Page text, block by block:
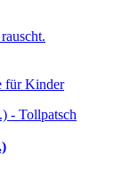
für Kinder